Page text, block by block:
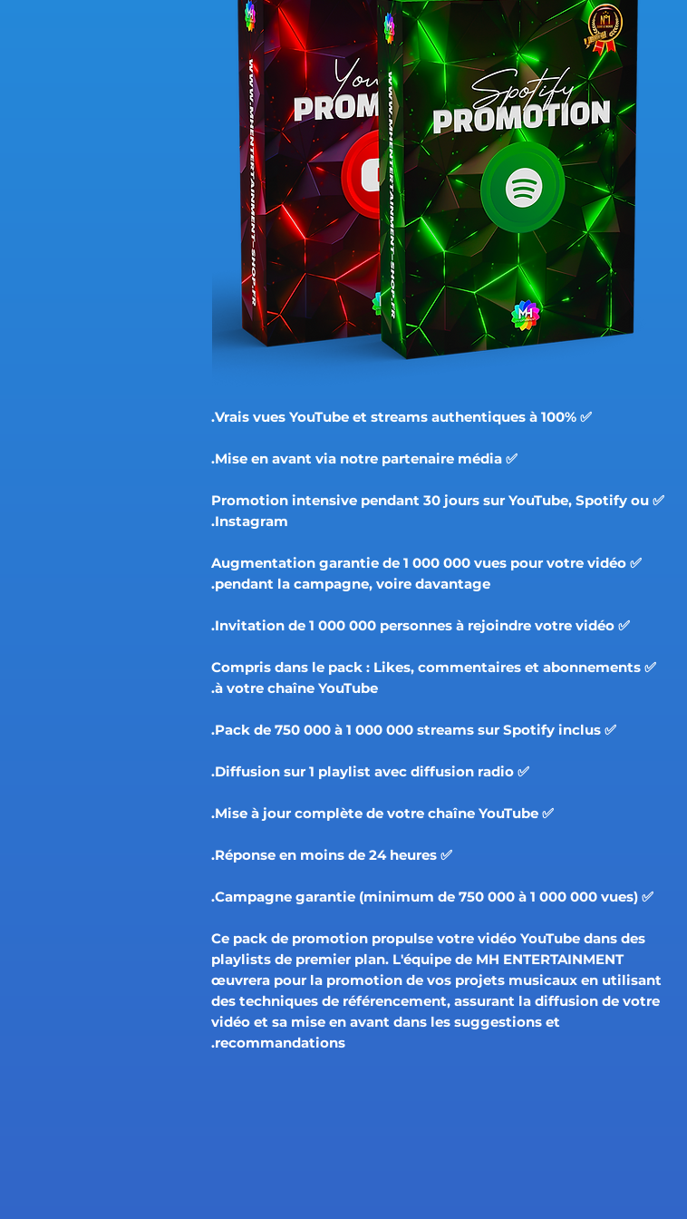
✅ Vrais vues YouTube et streams authentiques à 100%.
✅ Mise en avant via notre partenaire média.
✅ Promotion intensive pendant 30 jours sur YouTube, Spotify ou
Instagram.
✅ Augmentation garantie de 1 000 000 vues pour votre vidéo
pendant la campagne, voire davantage.
✅ Invitation de 1 000 000 personnes à rejoindre votre vidéo.
✅ Compris dans le pack : Likes, commentaires et abonnements
à votre chaîne YouTube.
✅ Pack de 750 000 à 1 000 000 streams sur Spotify inclus.
✅ Diffusion sur 1 playlist avec diffusion radio.
✅ Mise à jour complète de votre chaîne YouTube.
✅ Réponse en moins de 24 heures.
✅ Campagne garantie (minimum de 750 000 à 1 000 000 vues).
Ce pack de promotion propulse votre vidéo YouTube dans des
playlists de premier plan. L'équipe de MH ENTERTAINMENT
œuvrera pour la promotion de vos projets musicaux en utilisant
des techniques de référencement, assurant la diffusion de votre
vidéo et sa mise en avant dans les suggestions et
recommandations.